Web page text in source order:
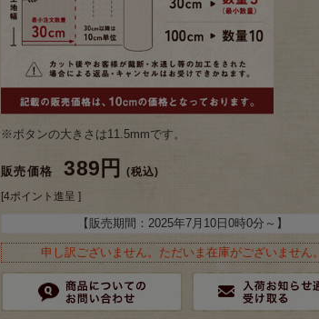
※ボタンの大きさは11.5mmです。
販売価格 389円 (税込)
[4ポイント進呈 ]
【販売期間： 2025年7月10日0時0分 ～】
申し訳ございません。ただいま在庫がございません。